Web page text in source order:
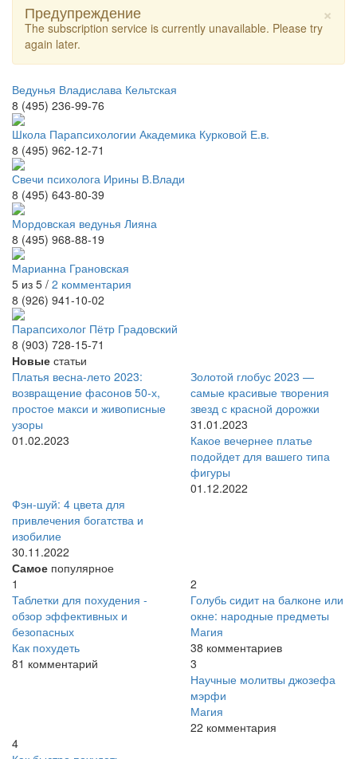
×
Предупреждение
The subscription service is currently unavailable. Please try
again later.
Ведунья Владислава Кельтская
8 (495) 236-99-76
Школа Парапсихологии Академика Курковой Е.в.
8 (495) 962-12-71
Свечи психолога Ирины В.Влади
8 (495) 643-80-39
Мордовская ведунья Лияна
8 (495) 968-88-19
Марианна Грановская
5 из 5 / 2 комментария
8 (926) 941-10-02
Парапсихолог Пётр Градовский
8 (903) 728-15-71
Новые статьи
Платья весна-лето 2023:
возвращение фасонов 50-х,
простое макси и живописные
узоры
01.02.2023
Золотой глобус 2023 —
самые красивые творения
звезд с красной дорожки
31.01.2023
Какое вечернее платье
подойдет для вашего типа
фигуры
01.12.2022
Фэн-шуй: 4 цвета для
привлечения богатства и
изобилие
30.11.2022
Самое популярное
1
Таблетки для похудения -
обзор эффективных и
безопасных
Как похудеть
81 комментарий
2
Голубь сидит на балконе или
окне: народные предметы
Магия
38 комментариев
3
Научные молитвы джозефа
мэрфи
Магия
22 комментария
4